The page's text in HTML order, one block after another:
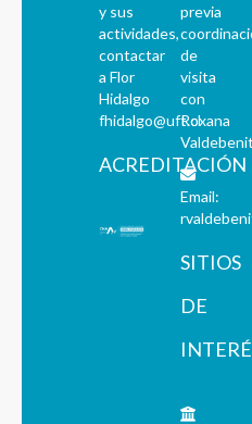
y sus
actividades,
contactar
a Flor
Hidalgo
fhidalgo@uft.cl
ACREDITACIÓN
previa
de
visita
con
Roxana
Email:
SITIOS
DE